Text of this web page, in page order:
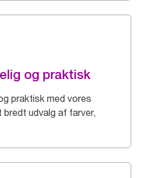
og praktisk
praktisk med vores
udvalg af farver,